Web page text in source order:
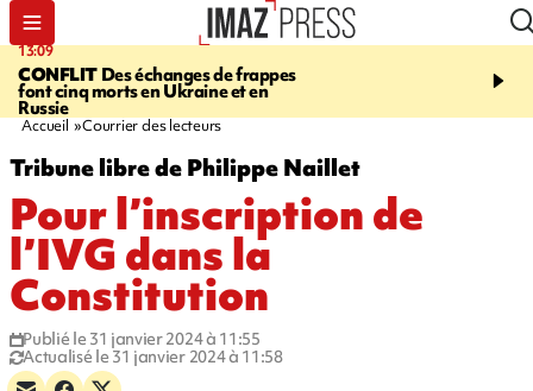
13:09
CONFLIT Des échanges de frappes
font cinq morts en Ukraine et en
Russie
17:14
Quatre
européennes pour les
Accueil Courrier des lecteurs
Tribune libre de Philippe Naillet
Pour l’inscription de
l’IVG dans la
Constitution
Publié le 31 janvier 2024 à 11:55
Actualisé le 31 janvier 2024 à 11:58